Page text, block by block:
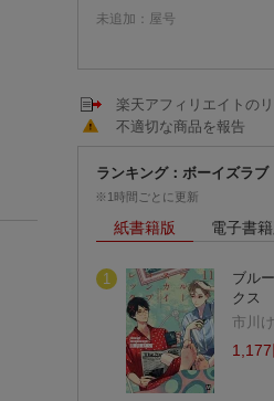
未追加： 屋号
楽天アフィリエイトの
不適切な商品を報告
ランキング：ボーイズラブ
※1時間ごとに更新
紙書籍版 電子書
1
ブル
クス
市川
1,177